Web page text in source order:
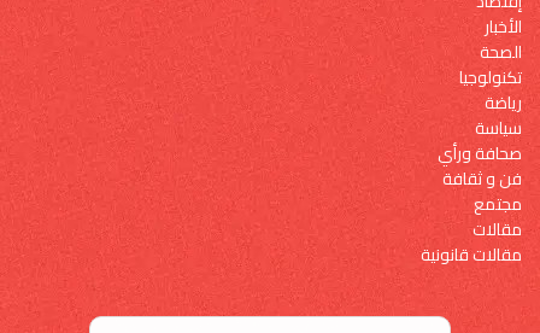
الأخبار
الصحة
تكنولوجيا
رياضة
سياسة
صحافة ورأي
فن و ثقافة
مجتمع
مقالات
مقالات قانونية